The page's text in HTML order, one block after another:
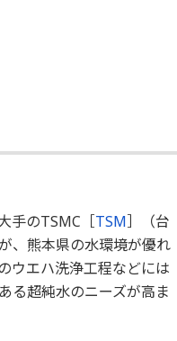
手のTSMC［TSM］（台
、熊本県の水環境が優れ
ウエハ洗浄工程などには
る超純水のニーズが高ま